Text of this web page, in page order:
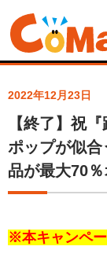
電子書籍マンガ
ピックス> 【終了
似合うオシャレ漫
2022年12月23日
【終了】祝
ポップが似合
品が最大70％
※本キャンペ